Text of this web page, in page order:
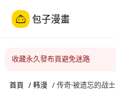
包子漫畫
收藏永久發布頁避免迷路
首頁 / 韩漫 / 传奇·被遗忘的战士